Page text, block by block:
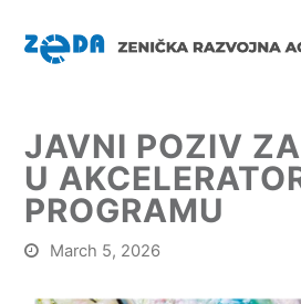
JAVNI POZIV
U
PROGRAMU
March 5, 2026